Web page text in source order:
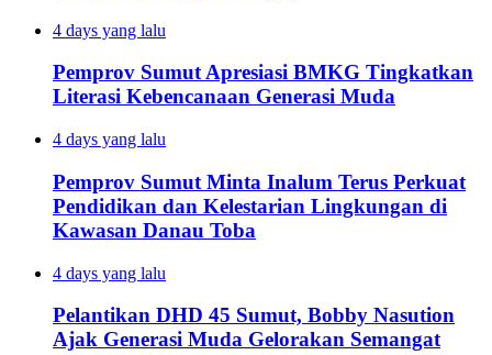
4 days yang lalu
Pemprov Sumut Apresiasi BMKG Tingkatkan
Literasi Kebencanaan Generasi Muda
4 days yang lalu
Pemprov Sumut Minta Inalum Terus Perkuat
Pendidikan dan Kelestarian Lingkungan di
Kawasan Danau Toba
4 days yang lalu
Pelantikan DHD 45 Sumut, Bobby Nasution
Ajak Generasi Muda Gelorakan Semangat